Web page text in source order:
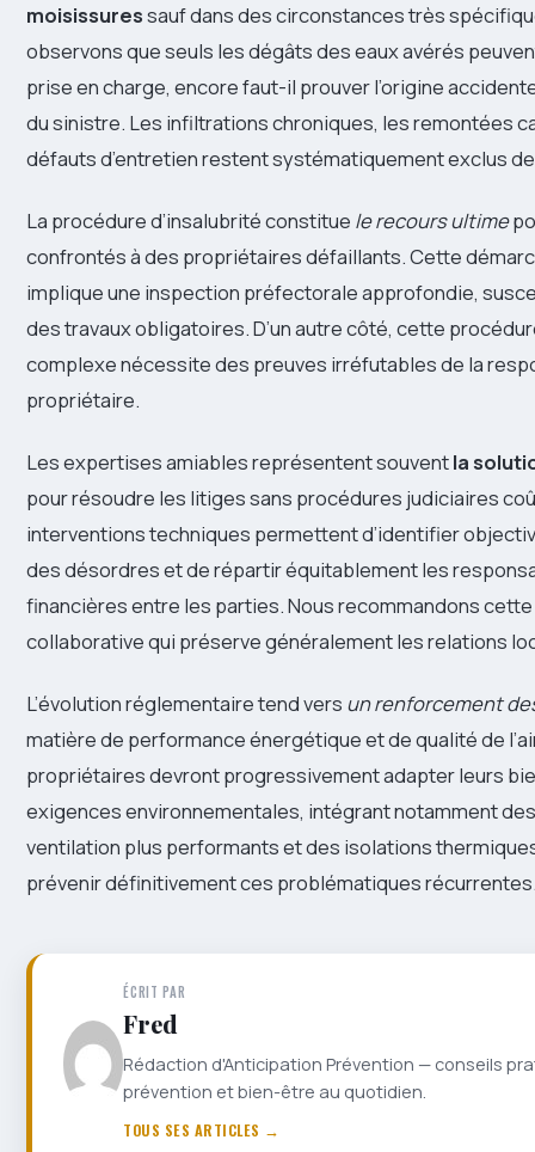
moisissuressauf dans des circonstances très
observons que seuls les dégâts des eaux avérés
prise en charge, encore faut-il prouver l’origine
du sinistre. Les infiltrations chroniques, les remontées
défauts d’entretien restent systématiquement exclus
La procédure d’insalubrité constitue le recours ultime
confrontés à des propriétaires défaillants. Cette
implique une inspection préfectorale approfondie,
des travaux obligatoires. D’un autre côté, cette
complexe nécessite des preuves irréfutables de la
propriétaire.
Les expertises amiables représentent souventla
pour résoudre les litiges sans procédures judiciaires
interventions techniques permettent d’identifier
des désordres et de répartir équitablement les
financières entre les parties. Nous recommandons
collaborative qui préserve généralement les relations
L’évolution réglementaire tend vers un renforcement
matière de performance énergétique et de qualité de
propriétaires devront progressivement adapter leurs
exigences environnementales, intégrant notamment
ventilation plus performants et des isolations
prévenir définitivement ces problématiques
ÉCRIT PAR
Fred
Rédaction d'Anticipation Prévention — conseils
prévention et bien-être au quotidien.
TOUS SES ARTICLES →